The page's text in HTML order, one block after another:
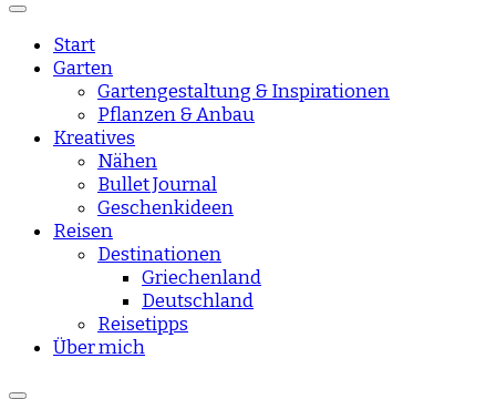
sisisday
Start
Garten
Gartengestaltung & Inspirationen
Pflanzen & Anbau
Kreatives
Nähen
Bullet Journal
Geschenkideen
Reisen
Destinationen
Griechenland
Deutschland
Reisetipps
Über mich